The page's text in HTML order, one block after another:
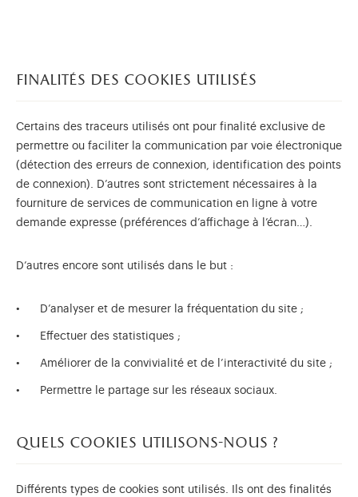
finalités des cookies utilisés
Certains des traceurs utilisés ont pour finalité exclusive de
permettre ou faciliter la communication par voie électronique
(détection des erreurs de connexion, identification des points
de connexion). D’autres sont strictement nécessaires à la
fourniture de services de communication en ligne à votre
demande expresse (préférences d’affichage à l’écran…).
D’autres encore sont utilisés dans le but :
D’analyser et de mesurer la fréquentation du site ;
Effectuer des statistiques ;
Améliorer de la convivialité et de l’interactivité du site ;
Permettre le partage sur les réseaux sociaux.
quels cookies utilisons-nous ?
Différents types de cookies sont utilisés. Ils ont des finalités